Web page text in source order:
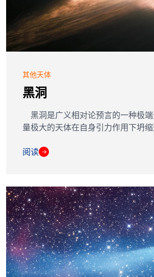
其他天体
黑洞
黑洞是广义相对论预言的一种极
量极大的天体在自身引力作用下坍
阅读 →